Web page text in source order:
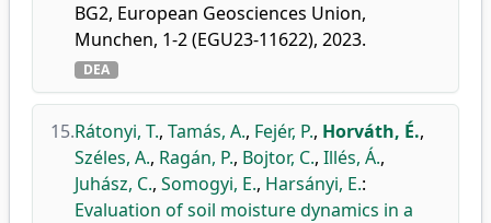
BG2, European Geosciences Union,
Munchen, 1-2 (EGU23-11622), 2023.
DEA
15.Rátonyi, T., Tamás, A., Fejér, P., Horváth, É.,
Széles, A., Ragán, P., Bojtor, C., Illés, Á.,
Juhász, C., Somogyi, E., Harsányi, E.:
Evaluation of soil moisture dynamics in a